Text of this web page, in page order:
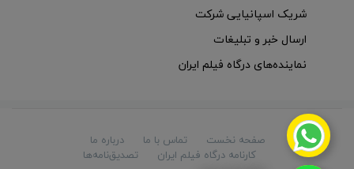
شریک اسپانیایی شرکت
ارسال خبر و تبلیغات
نماینده‌های درگاه فیلم ایران
صفحه نخست تماس با ما
درباره ما
کارنامه درگاه فیلم ایران
تصدیق‌نامه‌ها